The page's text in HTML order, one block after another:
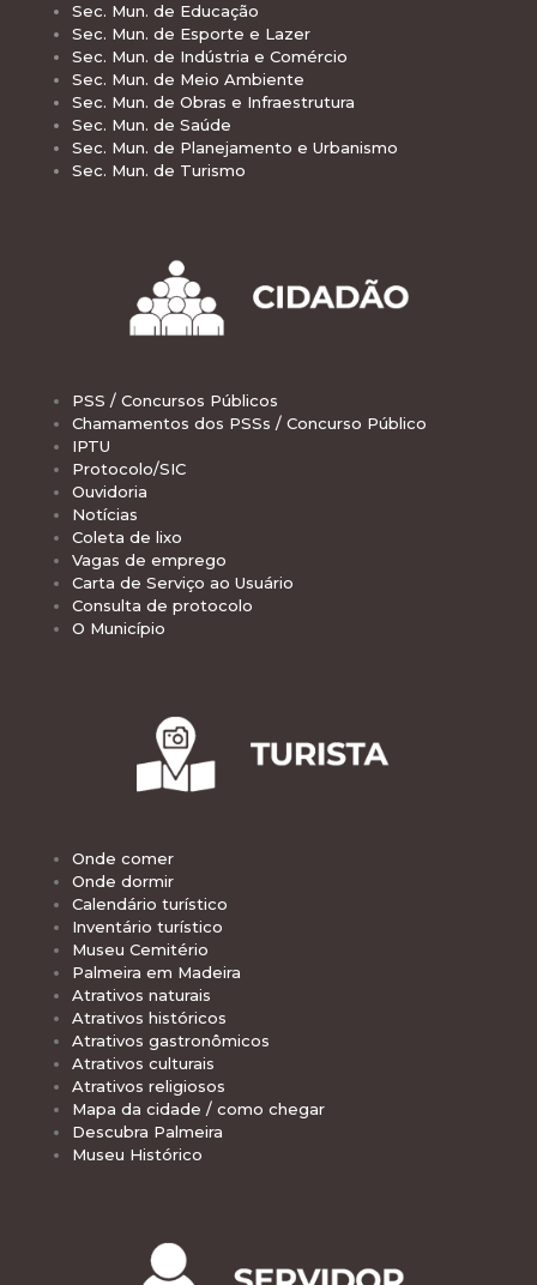
Sec. Mun. de Educação
Sec. Mun. de Esporte e Lazer
Sec. Mun. de Indústria e Comércio
Sec. Mun. de Meio Ambiente
Sec. Mun. de Obras e Infraestrutura
Sec. Mun. de Saúde
Sec. Mun. de Planejamento e Urbanismo
Sec. Mun. de Turismo
PSS / Concursos Públicos
Chamamentos dos PSSs / Concurso Público
IPTU
Protocolo/SIC
Ouvidoria
Notícias
Coleta de lixo
Vagas de emprego
Carta de Serviço ao Usuário
Consulta de protocolo
O Município
Onde comer
Onde dormir
Calendário turístico
Inventário turístico
Museu Cemitério
Palmeira em Madeira
Atrativos naturais
Atrativos históricos
Atrativos gastronômicos
Atrativos culturais
Atrativos religiosos
Mapa da cidade / como chegar
Descubra Palmeira
Museu Histórico